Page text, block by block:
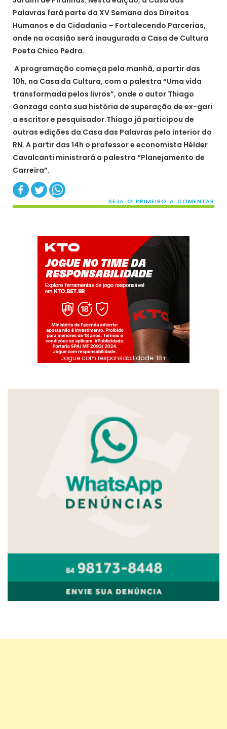
Palavras fará parte da XV Semana dos Direitos
Humanos e da Cidadania – Fortalecendo Parcerias,
onde na ocasião será inaugurada a Casa de Cultura
Poeta Chico Pedra.
A programação começa pela manhã, a partir das
10h, na Casa da Cultura, com a palestra “Uma vida
transformada pelos livros”, onde o autor Thiago
Gonzaga conta sua história de superação de ex-gari
a escritor e pesquisador.Thiago já participou de
outras edições da Casa das Palavras pelo interior do
RN. A partir das 14h o professor e economista Hélder
Cavalcanti ministrará a palestra “Planejamento de
Carreira”.
SEJA O PRIMEIRO A COMENTAR
Jogue com responsabilidade. 18+